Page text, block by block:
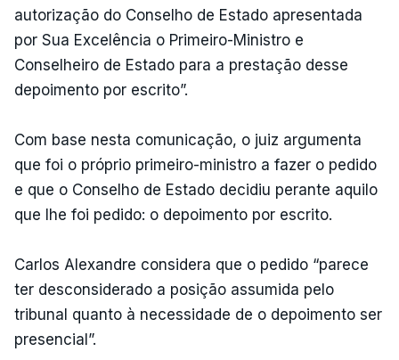
autorização do Conselho de Estado apresentada
por Sua Excelência o Primeiro-Ministro e
Conselheiro de Estado para a prestação desse
depoimento por escrito”.
Com base nesta comunicação, o juiz argumenta
que foi o próprio primeiro-ministro a fazer o pedido
e que o Conselho de Estado decidiu perante aquilo
que lhe foi pedido: o depoimento por escrito.
Carlos Alexandre considera que o pedido “parece
ter desconsiderado a posição assumida pelo
tribunal quanto à necessidade de o depoimento ser
presencial”.